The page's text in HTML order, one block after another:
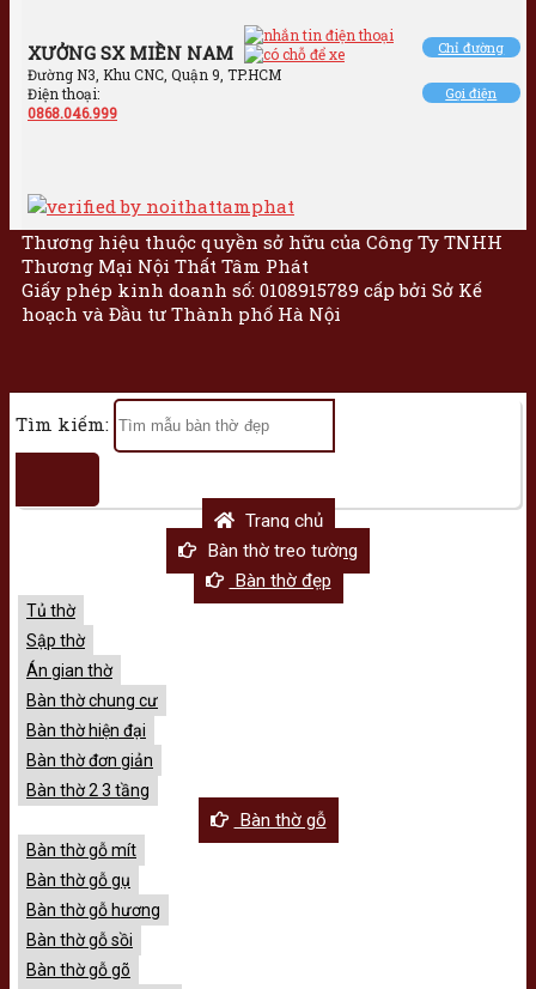
XƯỞNG SX MIỀN NAM
Đường N3, Khu CNC, Quận 9, TP.HCM
Điện thoại:
0868.046.999
Chỉ đường
Gọi điện
Thương hiệu thuộc quyền sở hữu của Công Ty TNHH
Thương Mại Nội Thất Tâm Phát
Giấy phép kinh doanh số: 0108915789 cấp bởi Sở Kế
hoạch và Đầu tư Thành phố Hà Nội
Tìm kiếm:
Trang chủ
Bàn thờ treo tường
Bàn thờ đẹp
Tủ thờ
Sập thờ
Án gian thờ
Bàn thờ chung cư
Bàn thờ hiện đại
Bàn thờ đơn giản
Bàn thờ 2 3 tầng
Bàn thờ gỗ
Bàn thờ gỗ mít
Bàn thờ gỗ gụ
Bàn thờ gỗ hương
Bàn thờ gỗ sồi
Bàn thờ gỗ gõ